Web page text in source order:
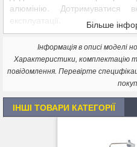
алюмінію. Дотримуватися
експлуатації.
Характеристики
окрема плита верстата з
верстата на MASTER cut
6918xxx)
довговічне завдяки
алюмінію
включаючи кріпильний
ручних циркулярних пилок,
Більше
Інформація в описі моделі
Характеристики, комплектацію
повідомлення. Перевірте
ІНШІ ТОВАРИ КАТЕГОРІЇ